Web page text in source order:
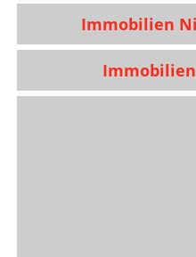
Immobilien